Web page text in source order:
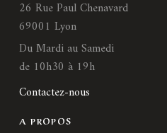
26 Rue Paul Chenavard
69001 Lyon
Du Mardi au Samedi
de 10h30 à 19h
Contactez-nous
A PROPOS